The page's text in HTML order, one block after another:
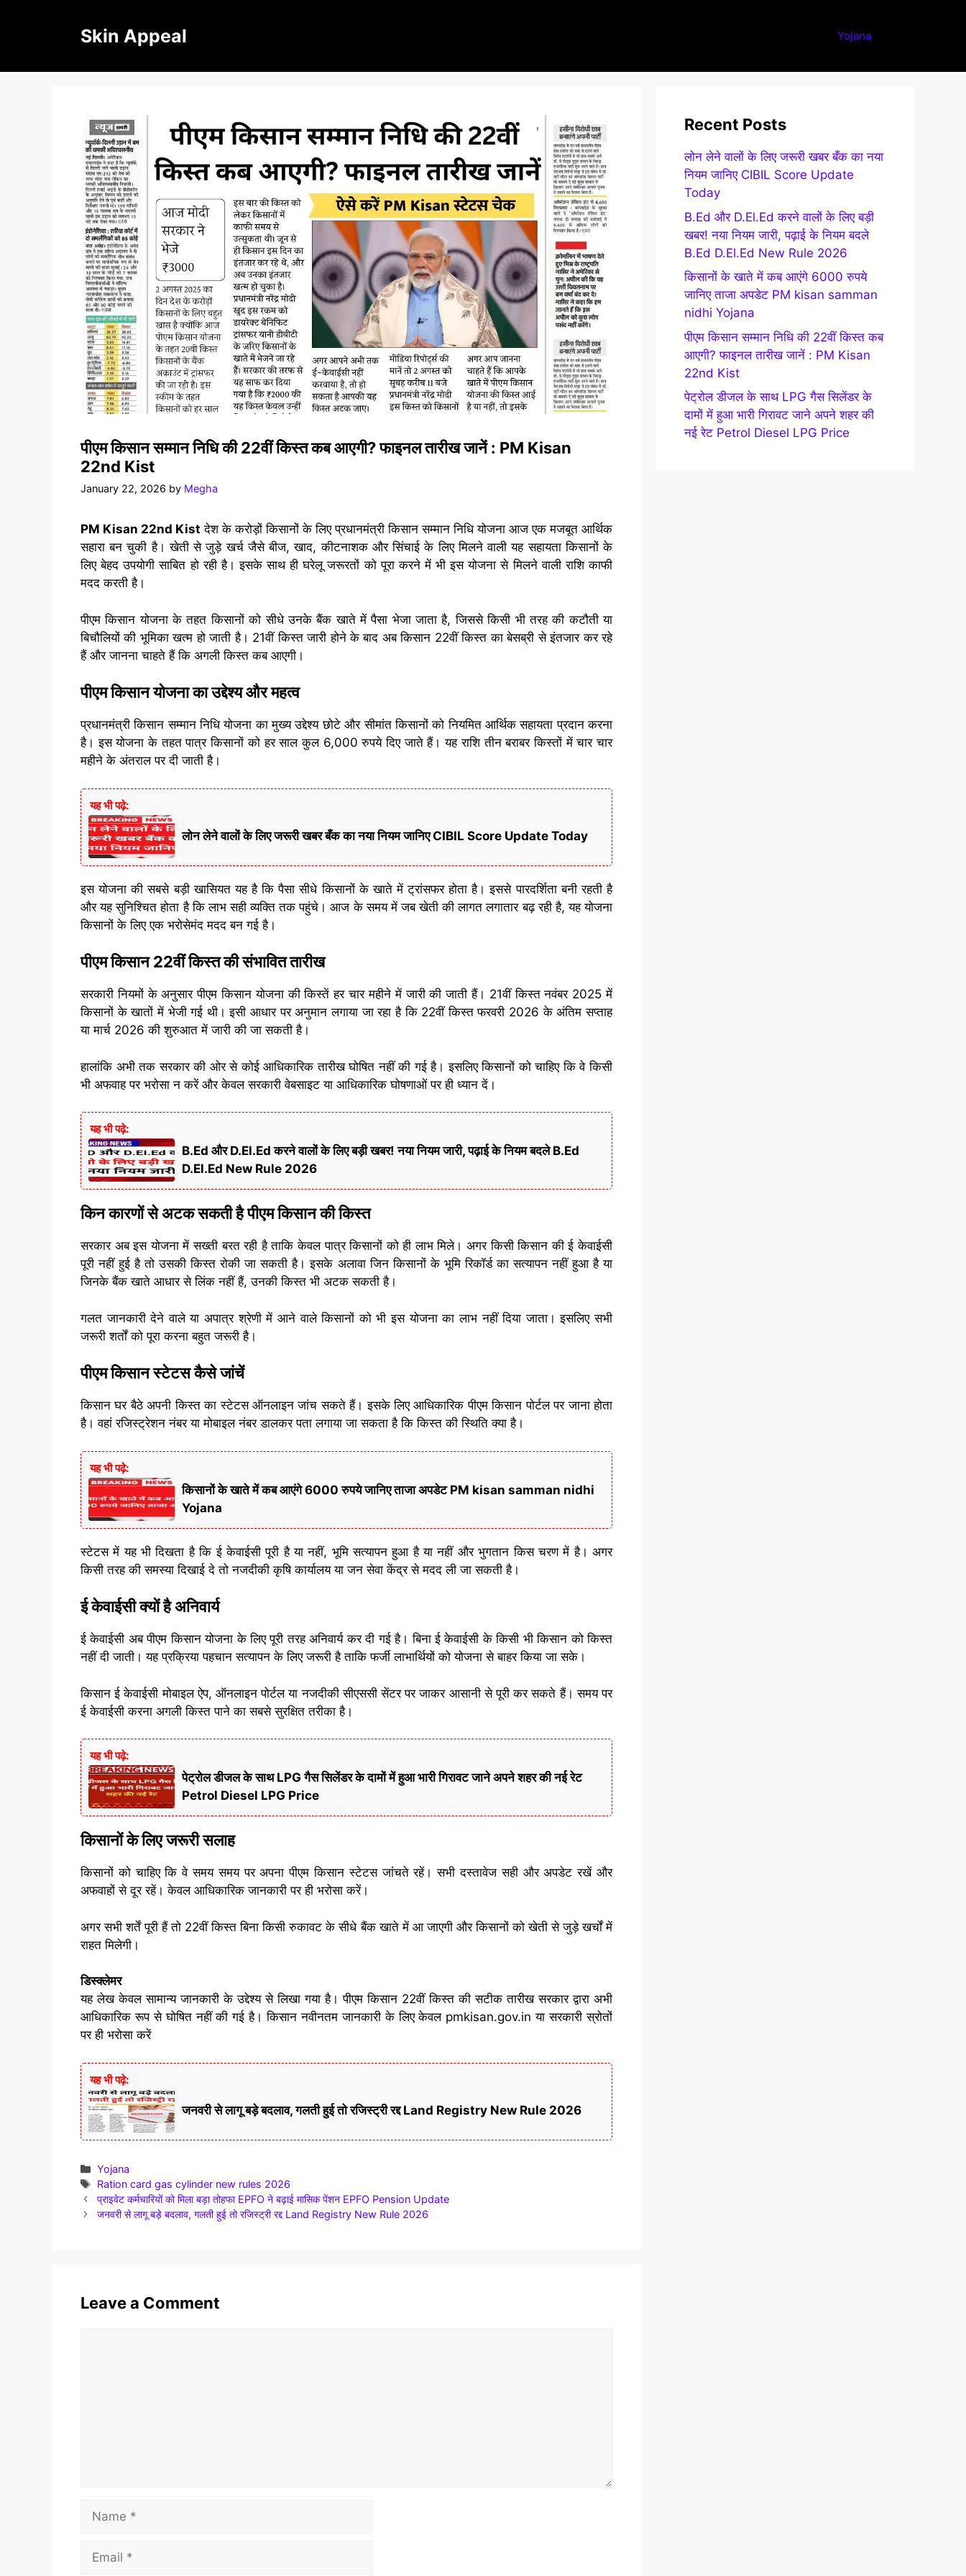
Skin Appeal Yojana
पीएम किसान सम्मान निधि की 22वीं किस्त कब आएगी? फाइनल तारीख जानें : PM Kisan
22nd Kist
January 22, 2026 by Megha
PM Kisan 22nd Kist देश के करोड़ों किसानों के लिए प्रधानमंत्री किसान सम्मान निधि योजना आज एक मजबूत आर्थिक
सहारा बन चुकी है। खेती से जुड़े खर्च जैसे बीज, खाद, कीटनाशक और सिंचाई के लिए मिलने वाली यह सहायता किसानों के
लिए बेहद उपयोगी साबित हो रही है। इसके साथ ही घरेलू जरूरतों को पूरा करने में भी इस योजना से मिलने वाली राशि काफी
मदद करती है।
पीएम किसान योजना के तहत किसानों को सीधे उनके बैंक खाते में पैसा भेजा जाता है, जिससे किसी भी तरह की कटौती या
बिचौलियों की भूमिका खत्म हो जाती है। 21वीं किस्त जारी होने के बाद अब किसान 22वीं किस्त का बेसब्री से इंतजार कर रहे
हैं और जानना चाहते हैं कि अगली किस्त कब आएगी।
पीएम किसान योजना का उद्देश्य और महत्व
प्रधानमंत्री किसान सम्मान निधि योजना का मुख्य उद्देश्य छोटे और सीमांत किसानों को नियमित आर्थिक सहायता प्रदान करना
है। इस योजना के तहत पात्र किसानों को हर साल कुल 6,000 रुपये दिए जाते हैं। यह राशि तीन बराबर किस्तों में चार चार
महीने के अंतराल पर दी जाती है।
यह भी पढ़े:
लोन लेने वालों के लिए जरूरी खबर बँक का नया नियम जानिए CIBIL Score Update Today
इस योजना की सबसे बड़ी खासियत यह है कि पैसा सीधे किसानों के खाते में ट्रांसफर होता है। इससे पारदर्शिता बनी रहती है
और यह सुनिश्चित होता है कि लाभ सही व्यक्ति तक पहुंचे। आज के समय में जब खेती की लागत लगातार बढ़ रही है, यह योजना
किसानों के लिए एक भरोसेमंद मदद बन गई है।
पीएम किसान 22वीं किस्त की संभावित तारीख
सरकारी नियमों के अनुसार पीएम किसान योजना की किस्तें हर चार महीने में जारी की जाती हैं। 21वीं किस्त नवंबर 2025 में
किसानों के खातों में भेजी गई थी। इसी आधार पर अनुमान लगाया जा रहा है कि 22वीं किस्त फरवरी 2026 के अंतिम सप्ताह
या मार्च 2026 की शुरुआत में जारी की जा सकती है।
हालांकि अभी तक सरकार की ओर से कोई आधिकारिक तारीख घोषित नहीं की गई है। इसलिए किसानों को चाहिए कि वे किसी
भी अफवाह पर भरोसा न करें और केवल सरकारी वेबसाइट या आधिकारिक घोषणाओं पर ही ध्यान दें।
यह भी पढ़े:
B.Ed और D.El.Ed करने वालों के लिए बड़ी खबर! नया नियम जारी, पढ़ाई के नियम बदले B.Ed
D.El.Ed New Rule 2026
किन कारणों से अटक सकती है पीएम किसान की किस्त
सरकार अब इस योजना में सख्ती बरत रही है ताकि केवल पात्र किसानों को ही लाभ मिले। अगर किसी किसान की ई केवाईसी
पूरी नहीं हुई है तो उसकी किस्त रोकी जा सकती है। इसके अलावा जिन किसानों के भूमि रिकॉर्ड का सत्यापन नहीं हुआ है या
जिनके बैंक खाते आधार से लिंक नहीं हैं, उनकी किस्त भी अटक सकती है।
गलत जानकारी देने वाले या अपात्र श्रेणी में आने वाले किसानों को भी इस योजना का लाभ नहीं दिया जाता। इसलिए सभी
जरूरी शर्तों को पूरा करना बहुत जरूरी है।
पीएम किसान स्टेटस कैसे जांचें
किसान घर बैठे अपनी किस्त का स्टेटस ऑनलाइन जांच सकते हैं। इसके लिए आधिकारिक पीएम किसान पोर्टल पर जाना होता
है। वहां रजिस्ट्रेशन नंबर या मोबाइल नंबर डालकर पता लगाया जा सकता है कि किस्त की स्थिति क्या है।
यह भी पढ़े:
किसानों के खाते में कब आएंगे 6000 रुपये जानिए ताजा अपडेट PM kisan samman nidhi
Yojana
स्टेटस में यह भी दिखता है कि ई केवाईसी पूरी है या नहीं, भूमि सत्यापन हुआ है या नहीं और भुगतान किस चरण में है। अगर
किसी तरह की समस्या दिखाई दे तो नजदीकी कृषि कार्यालय या जन सेवा केंद्र से मदद ली जा सकती है।
ई केवाईसी क्यों है अनिवार्य
ई केवाईसी अब पीएम किसान योजना के लिए पूरी तरह अनिवार्य कर दी गई है। बिना ई केवाईसी के किसी भी किसान को किस्त
नहीं दी जाती। यह प्रक्रिया पहचान सत्यापन के लिए जरूरी है ताकि फर्जी लाभार्थियों को योजना से बाहर किया जा सके।
किसान ई केवाईसी मोबाइल ऐप, ऑनलाइन पोर्टल या नजदीकी सीएससी सेंटर पर जाकर आसानी से पूरी कर सकते हैं। समय पर
ई केवाईसी करना अगली किस्त पाने का सबसे सुरक्षित तरीका है।
यह भी पढ़े:
पेट्रोल डीजल के साथ LPG गैस सिलेंडर के दामों में हुआ भारी गिरावट जाने अपने शहर की नई रेट
Petrol Diesel LPG Price
किसानों के लिए जरूरी सलाह
किसानों को चाहिए कि वे समय समय पर अपना पीएम किसान स्टेटस जांचते रहें। सभी दस्तावेज सही और अपडेट रखें और
अफवाहों से दूर रहें। केवल आधिकारिक जानकारी पर ही भरोसा करें।
अगर सभी शर्तें पूरी हैं तो 22वीं किस्त बिना किसी रुकावट के सीधे बैंक खाते में आ जाएगी और किसानों को खेती से जुड़े खर्चों में
राहत मिलेगी।
डिस्क्लेमर
यह लेख केवल सामान्य जानकारी के उद्देश्य से लिखा गया है। पीएम किसान 22वीं किस्त की सटीक तारीख सरकार द्वारा अभी
आधिकारिक रूप से घोषित नहीं की गई है। किसान नवीनतम जानकारी के लिए केवल pmkisan.gov.in या सरकारी स्रोतों
पर ही भरोसा करें
यह भी पढ़े:
जनवरी से लागू बड़े बदलाव, गलती हुई तो रजिस्ट्री रद्द Land Registry New Rule 2026
Categories
Yojana
Tags
Ration card gas cylinder new rules 2026
प्राइवेट कर्मचारियों को मिला बड़ा तोहफा EPFO ने बढ़ाई मासिक पेंशन EPFO Pension Update
जनवरी से लागू बड़े बदलाव, गलती हुई तो रजिस्ट्री रद्द Land Registry New Rule 2026
Leave a Comment
Recent Posts
लोन लेने वालों के लिए जरूरी खबर बँक का नया
नियम जानिए CIBIL Score Update
Today
B.Ed और D.El.Ed करने वालों के लिए बड़ी
खबर! नया नियम जारी, पढ़ाई के नियम बदले
B.Ed D.El.Ed New Rule 2026
किसानों के खाते में कब आएंगे 6000 रुपये
जानिए ताजा अपडेट PM kisan samman
nidhi Yojana
पीएम किसान सम्मान निधि की 22वीं किस्त कब
आएगी? फाइनल तारीख जानें : PM Kisan
22nd Kist
पेट्रोल डीजल के साथ LPG गैस सिलेंडर के
दामों में हुआ भारी गिरावट जाने अपने शहर की
नई रेट Petrol Diesel LPG Price